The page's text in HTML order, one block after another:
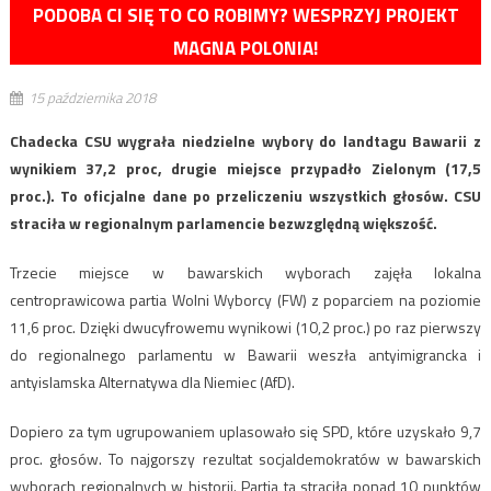
PODOBA CI SIĘ TO CO ROBIMY? WESPRZYJ PROJEKT
MAGNA POLONIA!
15 października 2018
Chadecka CSU wygrała niedzielne wybory do landtagu Bawarii z
wynikiem 37,2 proc, drugie miejsce przypadło Zielonym (17,5
proc.). To oficjalne dane po przeliczeniu wszystkich głosów. CSU
straciła w regionalnym parlamencie bezwzględną większość.
Trzecie miejsce w bawarskich wyborach zajęła lokalna
centroprawicowa partia Wolni Wyborcy (FW) z poparciem na poziomie
11,6 proc. Dzięki dwucyfrowemu wynikowi (10,2 proc.) po raz pierwszy
do regionalnego parlamentu w Bawarii weszła antyimigrancka i
antyislamska Alternatywa dla Niemiec (AfD).
Dopiero za tym ugrupowaniem uplasowało się SPD, które uzyskało 9,7
proc. głosów. To najgorszy rezultat socjaldemokratów w bawarskich
wyborach regionalnych w historii. Partia ta straciła ponad 10 punktów